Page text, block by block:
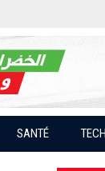
SANTÉ